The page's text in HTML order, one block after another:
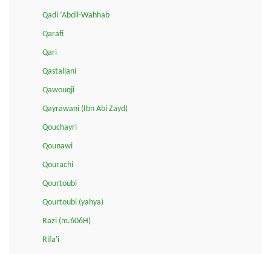
Qadi ‘Abdil-Wahhab
Qarafi
Qari
Qastallani
Qawouqji
Qayrawani (Ibn Abi Zayd)
Qouchayri
Qounawi
Qourachi
Qourtoubi
Qourtoubi (yahya)
Razi (m.606H)
Rifa'i